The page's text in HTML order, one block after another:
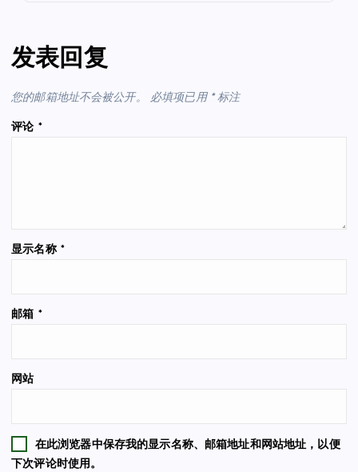
发表回复
您的邮箱地址不会被公开。 必填项已用 *标注
评论 *
显示名称 *
邮箱 *
网站
在此浏览器中保存我的显示名称、邮箱地址和网站地址，以便
下次评论时使用。